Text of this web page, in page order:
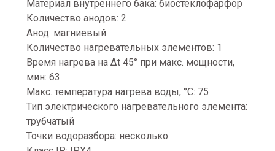
Материал внутреннего бака: биостеклофарфор
Количество анодов: 2
Анод: магниевый
Количество нагревательных элементов: 1
Время нагрева на ∆t 45° при макс. мощности,
мин: 63
Макс. температура нагрева воды, °С: 75
Тип электрического нагревательного элемента:
трубчатый
Точки водоразбора: несколько